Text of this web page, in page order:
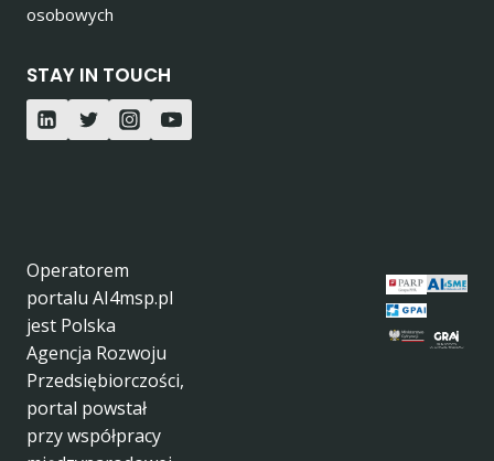
osobowych
STAY IN TOUCH
Operatorem
portalu AI4msp.pl
jest Polska
Agencja Rozwoju
Przedsiębiorczości,
portal powstał
przy współpracy